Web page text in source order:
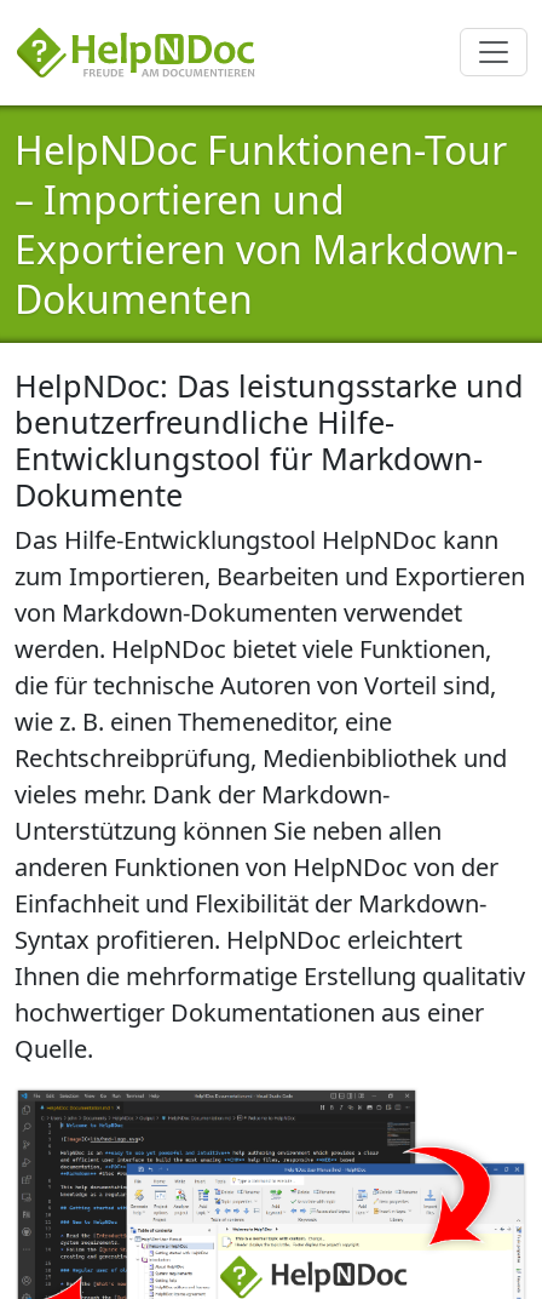
HelpNDoc Funktionen-Tour
– Importieren und
Exportieren von Markdown-
Dokumenten
HelpNDoc: Das leistungsstarke und
benutzerfreundliche Hilfe-
Entwicklungstool für Markdown-
Dokumente
Das Hilfe-Entwicklungstool HelpNDoc kann
zum Importieren, Bearbeiten und Exportieren
von Markdown-Dokumenten verwendet
werden. HelpNDoc bietet viele Funktionen,
die für technische Autoren von Vorteil sind,
wie z. B. einen Themeneditor, eine
Rechtschreibprüfung, Medienbibliothek und
vieles mehr. Dank der Markdown-
Unterstützung können Sie neben allen
anderen Funktionen von HelpNDoc von der
Einfachheit und Flexibilität der Markdown-
Syntax profitieren. HelpNDoc erleichtert
Ihnen die mehrformatige Erstellung qualitativ
hochwertiger Dokumentationen aus einer
Quelle.